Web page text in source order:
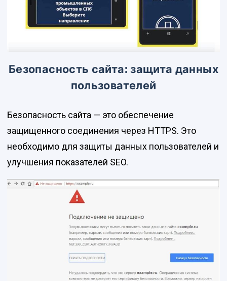
Безопасность сайта: защита данных
пользователей
Безопасность сайта — это обеспечение
защищенного соединения через HTTPS. Это
необходимо для защиты данных пользователей и
улучшения показателей SEO.